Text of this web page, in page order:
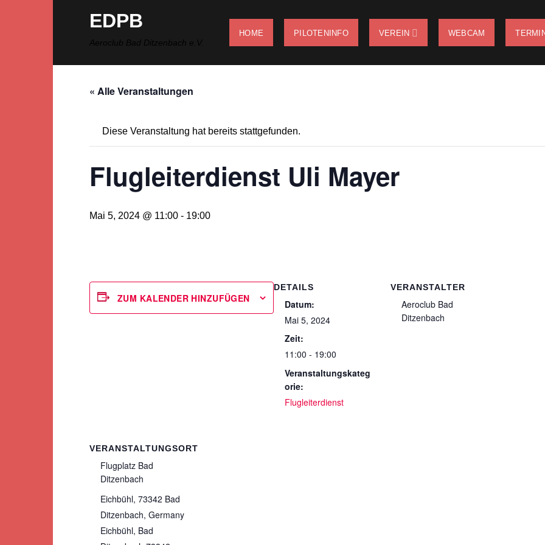
EDPB
Aeroclub Bad Ditzenbach e.V.
HOME PILOTENINFO VEREIN WEBCAM
« Alle Veranstaltungen
Diese Veranstaltung hat bereits stattgefunden.
Flugleiterdienst Uli Mayer
Mai 5, 2024 @ 11:00 - 19:00
ZUM KALENDER HINZUFÜGEN
DETAILS
Datum:
Mai 5, 2024
Zeit:
11:00 - 19:00
Veranstaltungskateg
orie:
Flugleiterdienst
VERANSTALTER
Aeroclub Bad
Ditzenbach
VERANSTALTUNGSORT
Flugplatz Bad
Ditzenbach
Eichbühl, 73342 Bad
Ditzenbach, Germany
Eichbühl, Bad